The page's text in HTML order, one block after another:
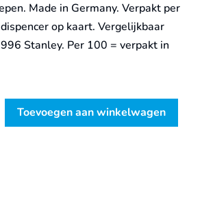
Made in Germany. Verpakt per
op kaart. Vergelijkbaar
Stanley. Per 100 = verpakt in
Toevoegen aan winkelwagen